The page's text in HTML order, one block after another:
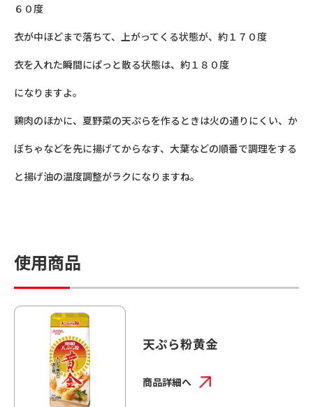
６０度
衣が中ほどまで落ちて、上がってくる状態が、約１７０度
衣を入れた瞬間にぱっと散る状態は、約１８０度
になりますよ。
鶏肉のほかに、夏野菜の天ぷらを作るときは火の通りにくい、か
ぼちゃなどを先に揚げてからなす、大葉などの順番で調理をする
と揚げ油の温度調整がラクになりますね。
使用商品
天ぷら粉黄金
商品詳細へ